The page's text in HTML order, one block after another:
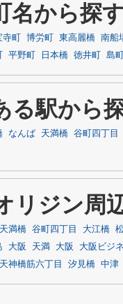
名から探
町 博労町 東高麗橋 南船
平野町 日本橋 徳井町 島
る駅から
なんば 天満橋 谷町四丁目
リジン周
天満橋 谷町四丁目 大江橋
大阪 天満 大阪
大阪ビジ
天神橋筋六丁目 汐見橋 中津